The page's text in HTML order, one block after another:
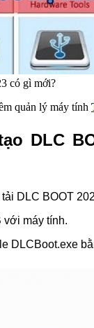
có gì mới?
quản lý máy tính
DLC
DLC BOOT
với máy tính.
DLCBoot.exe